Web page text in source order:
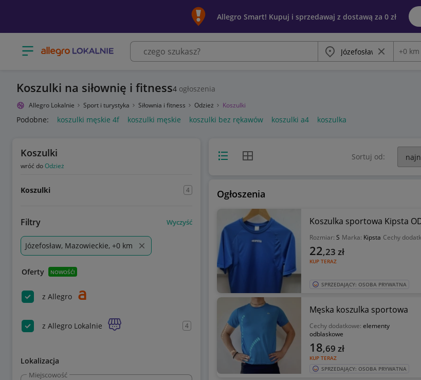
Allegro Smart! Kupuj i sprzedawaj z dostawą za 0 zł
Otwórz menu z kategoriami Miasto Wyczyść frazę
+0 km
Koszulki na siłownię i fitness4 ogłoszenia
Allegro Lokalnie Sport i turystyka Siłownia i fitness Odzież Koszulki
Podobne: koszulki męskie 4f koszulki męskie koszulki bez rękawów koszulki a4 koszulka
Koszulki
wróć doOdzież
Koszulki 4
Filtry Wyczyść
Józefosław, Mazowieckie, +0 km
Oferty NOWOŚĆ!
z Allegro
z Allegro Lokalnie 4
Lokalizacja
Miejscowość
Widok listyWidok siatki Sortuj od:
Ogłoszenia
Koszulka sportowa Kipsta
Rozmiar: S Marka: Kipsta Cechy
KUP TERAZ
22,23 zł
SPRZEDAJĄCY: OSOBA PRYWATNA
Męska koszulka sportowa
Cechy dodatkowe: elementy
odblaskowe
KUP TERAZ
18,69 zł
SPRZEDAJĄCY: OSOBA PRYWATNA